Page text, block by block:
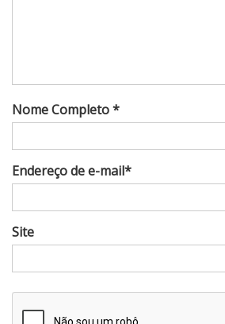
Nome Completo *
Endereço de e-mail*
Site